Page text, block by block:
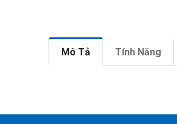
Mô Tả Tính Năng